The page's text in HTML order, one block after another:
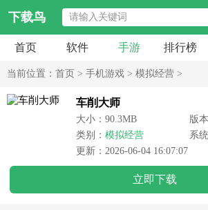
下载鸟
首页 软件 手游 排行榜
当前位置： 首页 > 手机游戏 > 模拟经营 >
车削大师
大小：90.3MB
版
类别： 模拟经营
系
更新：2026-06-04 16:07:07
立即下载